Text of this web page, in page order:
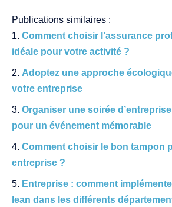
Publications similaires :
Comment choisir l’assurance
idéale pour votre activité ?
Adoptez une approche
votre entreprise
Organiser une soirée
pour un événement mémorable
Comment choisir le bon tampon
entreprise ?
Entreprise : comment
lean dans les différents